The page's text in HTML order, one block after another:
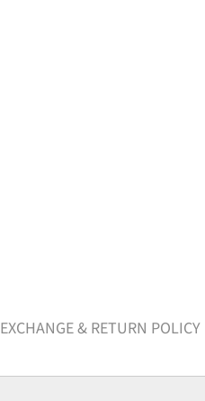
EXCHANGE & RETURN POLICY